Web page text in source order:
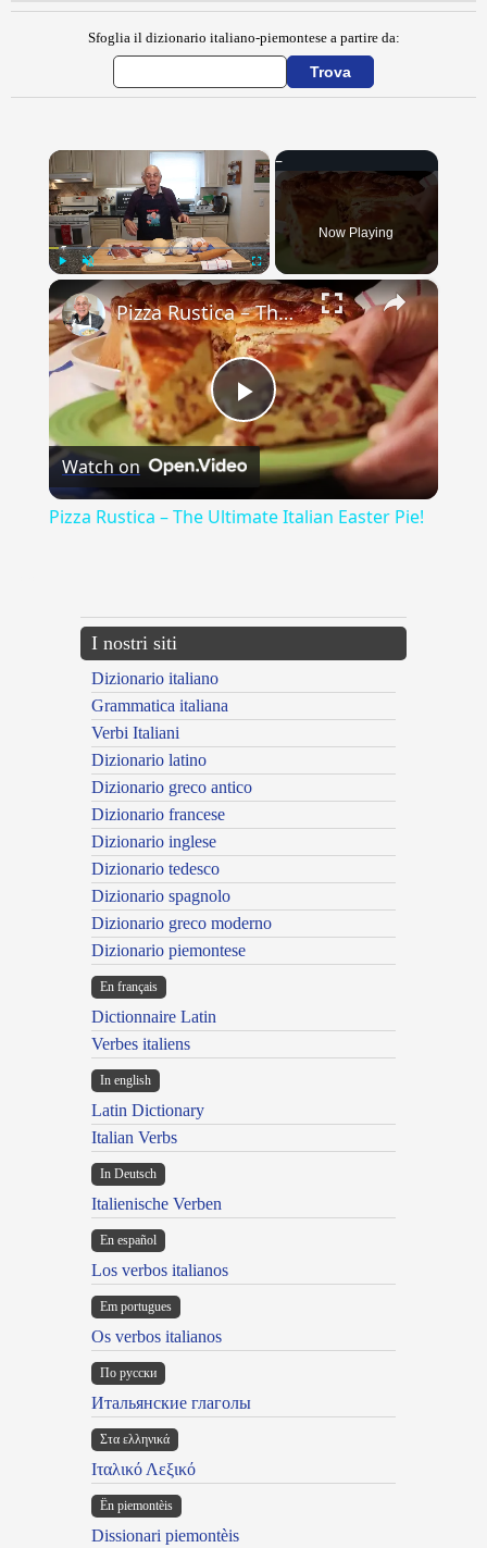
Sfoglia il dizionario italiano-piemontese a partire da:
×
Unmute Fullscreen
Now Playing
×
Play
Video
Pizza Rustica – The Ultimate Italian Easter Pie!
Watch on
Pizza Rustica – The Ultimate Italian Easter Pie!
I nostri siti
Dizionario italiano
Grammatica italiana
Verbi Italiani
Dizionario latino
Dizionario greco antico
Dizionario francese
Dizionario inglese
Dizionario tedesco
Dizionario spagnolo
Dizionario greco moderno
Dizionario piemontese
En français
Dictionnaire Latin
Verbes italiens
In english
Latin Dictionary
Italian Verbs
In Deutsch
Italienische Verben
En español
Los verbos italianos
Em portugues
Os verbos italianos
По русски
Итальянские глаголы
Στα ελληνικά
Ιταλικό Λεξικό
Ën piemontèis
Dissionari piemontèis